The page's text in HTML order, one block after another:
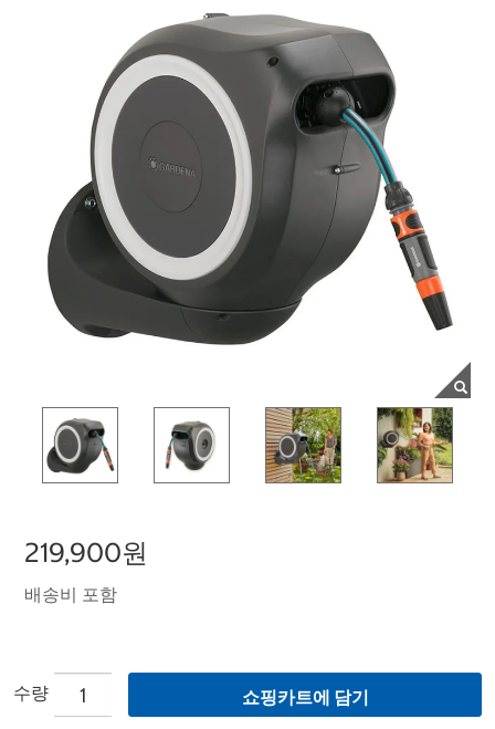
219,900원
배송비 포함
수량 쇼핑카트에 담기